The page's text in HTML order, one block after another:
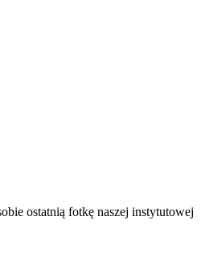
ostatnią fotkę naszej instytutowej